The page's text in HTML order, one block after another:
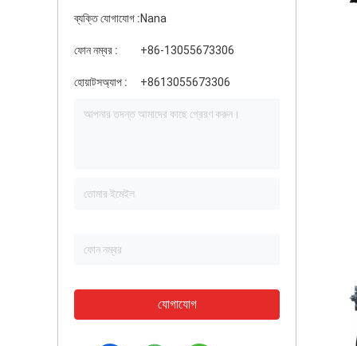
ব্যক্তি যোগাযোগ :Nana
ফোন নম্বর : +86-13055673306
হোয়াটসঅ্যাপ : +8613055673306
যোগাযোগ